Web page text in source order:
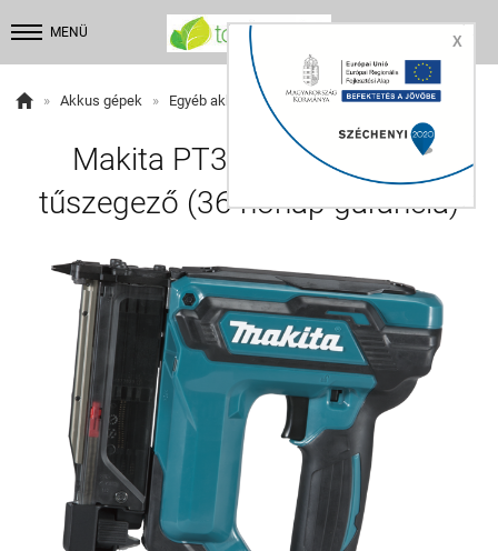
MENÜ  
 » Akkus gépek » Egyéb akkus gép
Makita PT354DSAJ akkus
tűszegező (36 hónap garancia)
X